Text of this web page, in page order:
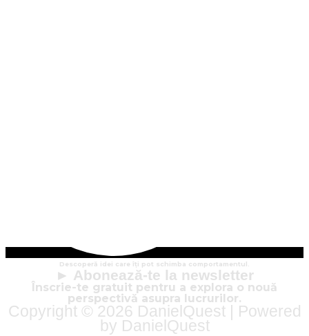
Descoperă idei care îți pot schimba comportamentul.
► Abonează-te la newsletter
Înscrie-te gratuit pentru a explora o nouă
perspectivă asupra lucrurilor.
Copyright © 2026 DanielQuest | Powered
by DanielQuest